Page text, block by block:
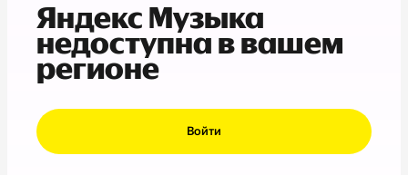
Яндекс Музыка
недоступна в вашем
регионе
Войти